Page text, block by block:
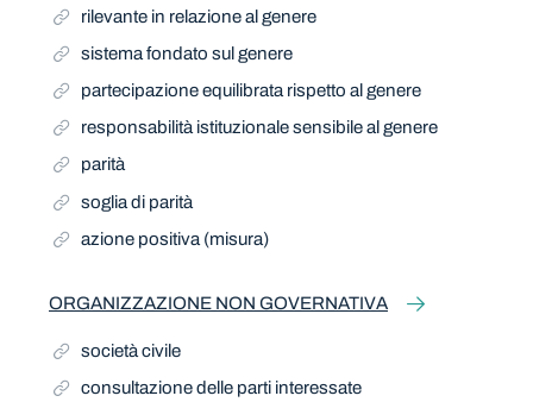
rilevante in relazione al genere
sistema fondato sul genere
partecipazione equilibrata rispetto al genere
responsabilità istituzionale sensibile al genere
parità
soglia di parità
azione positiva (misura)
ORGANIZZAZIONE NON GOVERNATIVA
società civile
consultazione delle parti interessate